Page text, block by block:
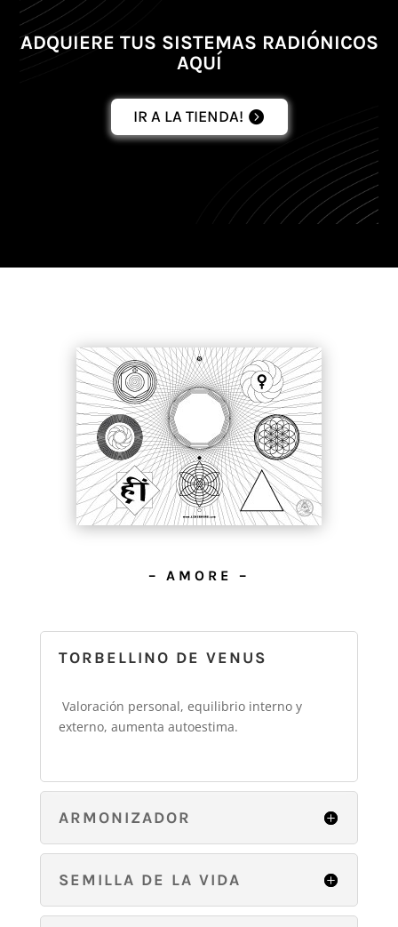
ADQUIERE TUS SISTEMAS RADIÓNICOS
AQUÍ
IR A LA TIENDA!
– AMORE –
TORBELLINO DE VENUS
Valoración personal, equilibrio interno y
externo, aumenta autoestima.
ARMONIZADOR
SEMILLA DE LA VIDA